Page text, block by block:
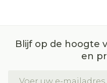
Blijf op de hoogte
en